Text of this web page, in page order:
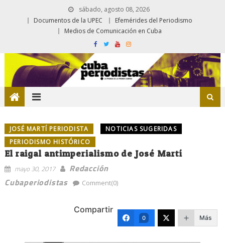
sábado, agosto 08, 2026
Documentos de la UPEC
Efemérides del Periodismo
Medios de Comunicación en Cuba
JOSÉ MARTÍ PERIODISTA
NOTICIAS SUGERIDAS
PERIODISMO HISTÓRICO
El raigal antimperialismo de José Martí
mayo 30, 2017
Redacción
Cubaperiodistas
Comment(0)
Compartir
0 Más